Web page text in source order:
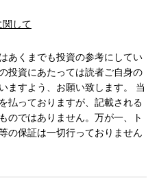
関して
あくまでも投資の参考にしてい
投資にあたっては読者ご自身の
ますよう、お願い致します。 当
払っておりますが、記載される
のではありません。万が一、ト
の保証は一切行っておりません